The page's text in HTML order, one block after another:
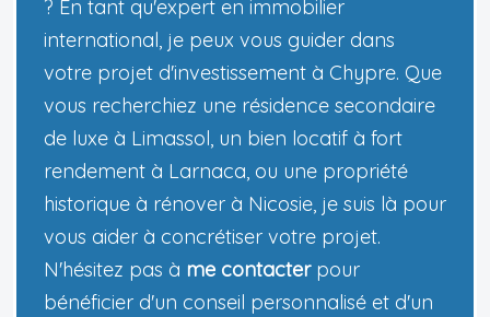
? En tant qu'expert en immobilier
international, je peux vous guider dans
votre projet d'investissement à Chypre. Que
vous recherchiez une résidence secondaire
de luxe à Limassol, un bien locatif à fort
rendement à Larnaca, ou une propriété
historique à rénover à Nicosie, je suis là pour
vous aider à concrétiser votre projet.
N'hésitez pas à me contacterpour
bénéficier d'un conseil personnalisé et d'un